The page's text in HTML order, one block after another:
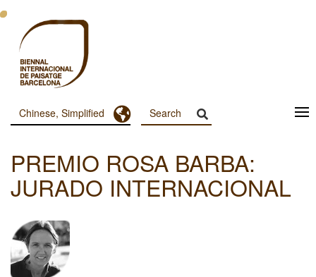
跳
Menu
Principal
Dashboard
Chinese, Simplified Toggle Dropdown
PREMIO ROSA BARBA:
JURADO INTERNACIONAL